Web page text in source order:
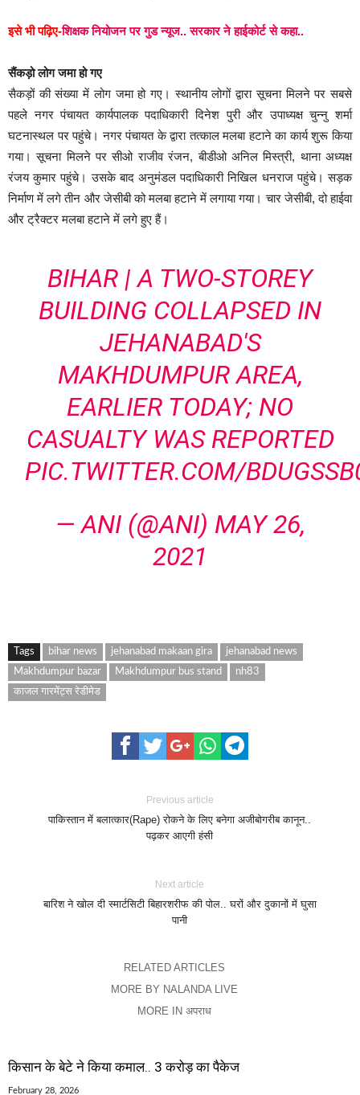
इसे भी पढ़िए-शिक्षक नियोजन पर गुड न्यूज.. सरकार ने हाईकोर्ट से कहा..
सैंकड़ो लोग जमा हो गए
सैकड़ों की संख्या में लोग जमा हो गए। स्थानीय लोगों द्वारा सूचना मिलने पर सबसे
पहले नगर पंचायत कार्यपालक पदाधिकारी दिनेश पुरी और उपाध्यक्ष चुन्नु शर्मा
घटनास्थल पर पहुंचे। नगर पंचायत के द्वारा तत्काल मलबा हटाने का कार्य शुरू किया
गया। सूचना मिलने पर सीओ राजीव रंजन, बीडीओ अनिल मिस्त्री, थाना अध्यक्ष
रंजय कुमार पहुंचे। उसके बाद अनुमंडल पदाधिकारी निखिल धनराज पहुंचे। सड़क
निर्माण में लगे तीन और जेसीबी को मलबा हटाने में लगाया गया। चार जेसीबी, दो हाईवा
और ट्रैक्टर मलबा हटाने में लगे हुए हैं।
BIHAR | A TWO-STOREY
BUILDING COLLAPSED IN
JEHANABAD'S
MAKHDUMPUR AREA,
EARLIER TODAY; NO
CASUALTY WAS REPORTED
PIC.TWITTER.COM/
— ANI (@ANI) MAY 26,
2021
Tags bihar news jehanabad makaan gira
jehanabad news
Makhdumpur bazar
Makhdumpur bus stand
nh83
काजल गारमेंट्स रेडीमेड
Previous article
पाकिस्तान में बलात्कार(Rape) रोकने के लिए बनेगा अजीबोगरीब कानून..
पढ़कर आएगी हंसी
Next article
बारिश ने खोल दी स्मार्टसिटी बिहारशरीफ की पोल.. घरों और दुकानों में घुसा
पानी
RELATED ARTICLES
MORE BY NALANDA LIVE
MORE IN अपराध
किसान के बेटे ने किया कमाल.. 3 करोड़ का पैकेज
February 28, 2026